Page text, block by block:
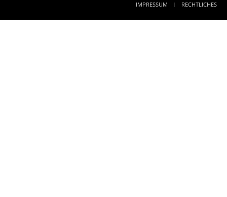
IMPRESSUM
RECHTLICHES